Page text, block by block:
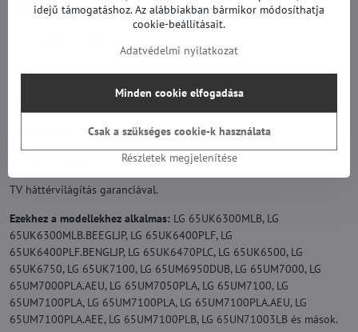
Pontos modell:
AGF30214701
Az eredeti helyettesítésére.
TV háttérvilágítás garanciával.
Ezekhez a modellekhez alkalmas: LG 65UK6300MLB, LG
65UK6300MLB.BEEGLJP, LG 65UK6400PLF, LG
65UK6400PLF.BENGLJP, LG 65UK6470PLC, LG 65UK6500, LG
65UK6750, LG 65UK7100, LG 65UM6950DUB, LG 65UM7000, LG
65UM7000PLA.AEU, LG 65UM7050PLA, LG 65UM7100, LG
65UM7100PLA, LG 65UM7100PLA, LG 65UM7100PLA.AEU, LG
65UM7100PLA.AEE, LG 65UM7100PLB, LG 65UN71003LB és mások.
idejű támogatáshoz. Az alábbiakban bármikor módosíthatja
cookie-beállításait.
Adatvédelmi nyilatkozat
Részletek megjelenítése
Minden cookie elfogadása
Csak a szükséges cookie-k használata